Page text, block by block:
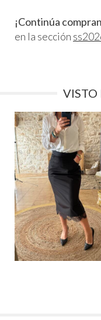
¡Continúa
en la sección
VISTO